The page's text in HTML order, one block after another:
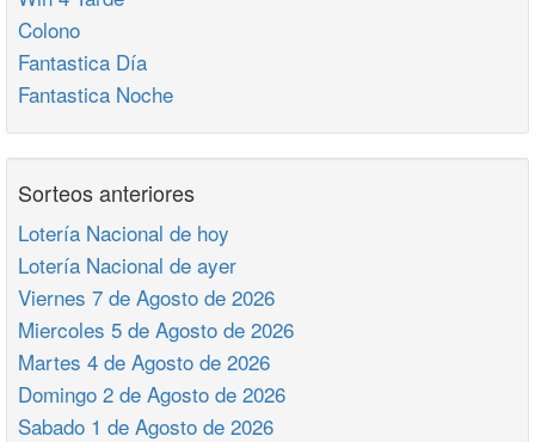
Colono
Fantastica Día
Fantastica Noche
Sorteos anteriores
Lotería Nacional de hoy
Lotería Nacional de ayer
Viernes 7 de Agosto de 2026
Miercoles 5 de Agosto de 2026
Martes 4 de Agosto de 2026
Domingo 2 de Agosto de 2026
Sabado 1 de Agosto de 2026